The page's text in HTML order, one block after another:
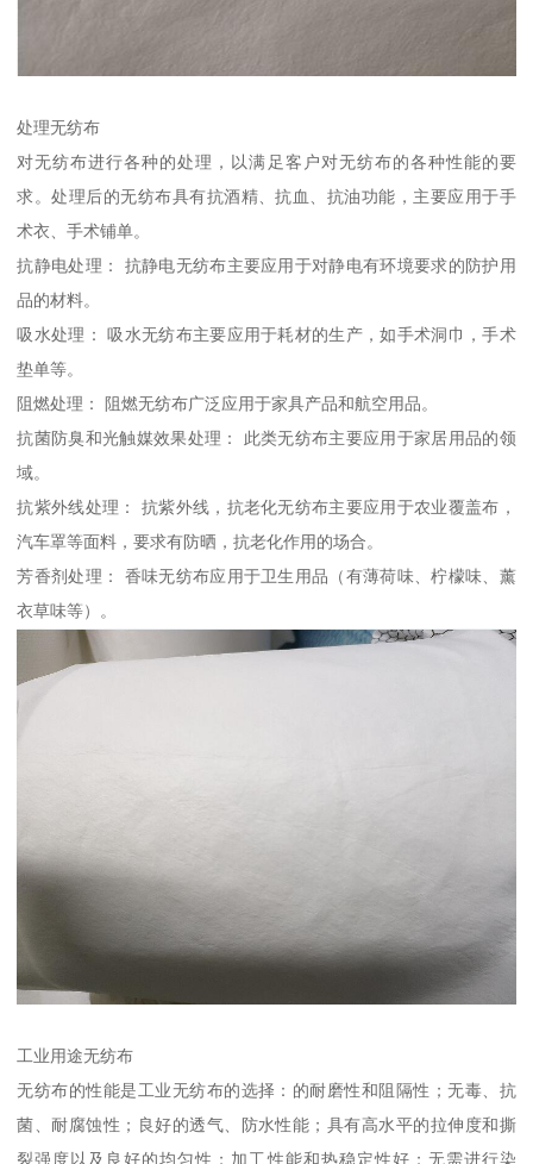
处理无纺布
对无纺布进行各种的处理，以满足客户对无纺布的各种性能的要
求。处理后的无纺布具有抗酒精、抗血、抗油功能，主要应用于手
术衣、手术铺单。
抗静电处理： 抗静电无纺布主要应用于对静电有环境要求的防护用
品的材料。
吸水处理： 吸水无纺布主要应用于耗材的生产，如手术洞巾，手术
垫单等。
阻燃处理： 阻燃无纺布广泛应用于家具产品和航空用品。
抗菌防臭和光触媒效果处理： 此类无纺布主要应用于家居用品的领
域。
抗紫外线处理： 抗紫外线，抗老化无纺布主要应用于农业覆盖布，
汽车罩等面料，要求有防晒，抗老化作用的场合。
芳香剂处理： 香味无纺布应用于卫生用品（有薄荷味、柠檬味、薰
衣草味等）。
工业用途无纺布
无纺布的性能是工业无纺布的选择：的耐磨性和阻隔性；无毒、抗
菌、耐腐蚀性；良好的透气、防水性能；具有高水平的拉伸度和撕
裂强度以及良好的均匀性；加工性能和热稳定性好；无需进行染